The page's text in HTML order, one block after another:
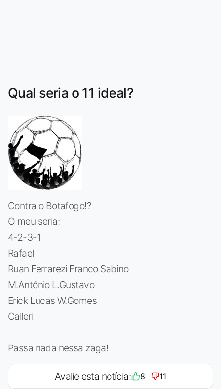
Qual seria o 11 ideal?
Contra o Botafogo!?
O meu seria:
4-2-3-1
Rafael
Ruan Ferrarezi Franco Sabino
M.Antônio L.Gustavo
Erick Lucas W.Gomes
Calleri
Passa nada nessa zaga!
Avalie esta notícia: 8 11